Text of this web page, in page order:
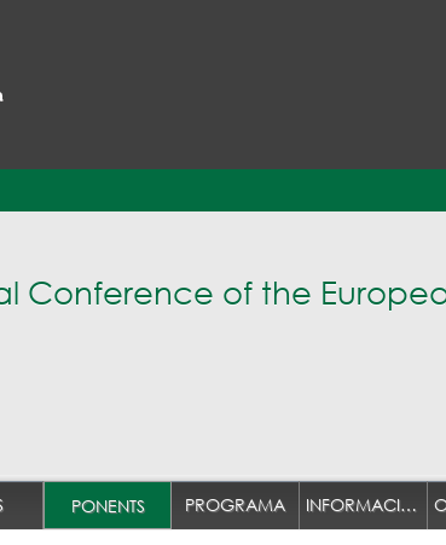
Conference of the
PONENTS PROGRAMA INFORMACIÓ PRÀCTICA